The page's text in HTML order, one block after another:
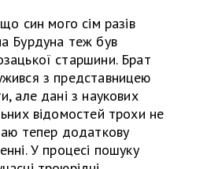
син мого сім разів
Бурдуна теж був
старшини. Брат
з представницею
але дані з наукових
відомостей трохи не
тепер додаткову
У процесі пошуку